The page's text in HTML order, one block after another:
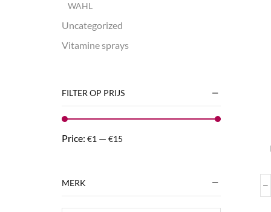
WAHL
Uncategorized
Vitamine sprays
FILTER OP PRIJS
Price: €1 — €15
MERK